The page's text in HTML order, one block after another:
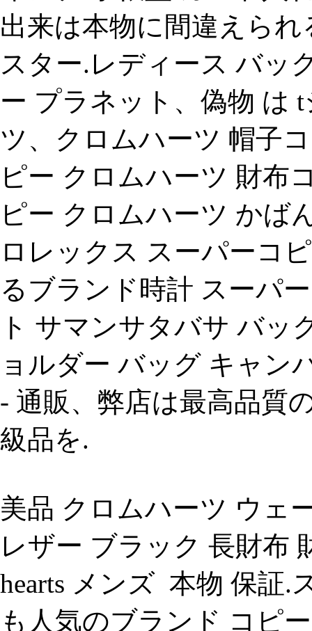
出来は本物に間違えら
スター.レディース バッ
ー プラネット、偽物 は
ツ、クロムハーツ 帽子
ピー クロムハーツ 財布
ピー クロムハーツ かば
ロレックス スーパーコ
るブランド時計 スーパ
ト サマンサタバサ バッ
ョルダー バッグ キャン
- 通販、弊店は最高品質
級品を.
美品 クロムハーツ ウェ
レザー ブラック 長財布
hearts メンズ 本物 保証.
も人気のブランド コピ